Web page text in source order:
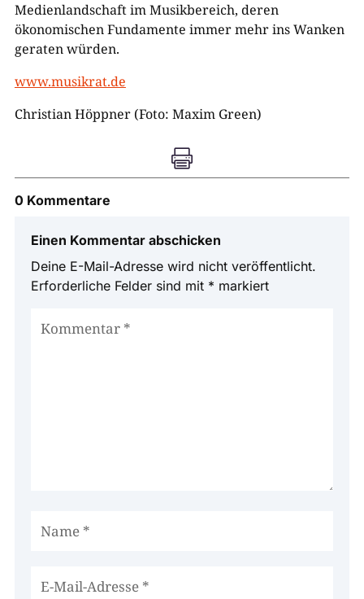
Medienlandschaft im Musikbereich, deren
ökonomischen Fundamente immer mehr ins Wanken
geraten würden.
www.musikrat.de
Christian Höppner (Foto: Maxim Green)

0 Kommentare
Einen Kommentar abschicken
Deine E-Mail-Adresse wird nicht veröffentlicht.
Erforderliche Felder sind mit * markiert